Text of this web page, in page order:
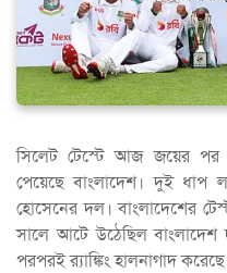
সিলেট টেস্টে আজ জয়ের পর
পেয়েছে বাংলাদেশ। দুই ধাপ
হোসেনের দল। বাংলাদেশের
সালে আটে উঠেছিল
পরপরই র‍্যাঙ্কিং হালনাগাদ